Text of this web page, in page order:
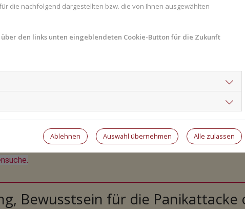
öfter auf, kommt es zu einem „Teufelskreis der
dass wieder eine Panikattacke auftritt, was ihre Ängste,
oder an bestimmten Orten, weiter verstärkt. Dann
einigen treten die Panikattacken gemeinsam mit anderen
zum Beispiel Agoraphobie, der sogenannten
oder auf öffentlichen Plätzen auf. Auch Depressionen
Belastungsstörung können Panikattacken verstärkt
zum Thema Panikattacken, Panikstörungen oder Psyche im
Experten und -Expertinnen aus Ihrer Region beraten Sie gerne.
Bewusstsein für die Panikattacke
die nachfolgend dargestellten bzw. die von Ihnen ausgewählten
den links unten eingeblendeten Cookie-Button für die Zukunft
Ablehnen Auswahl übernehmen Alle zulassen